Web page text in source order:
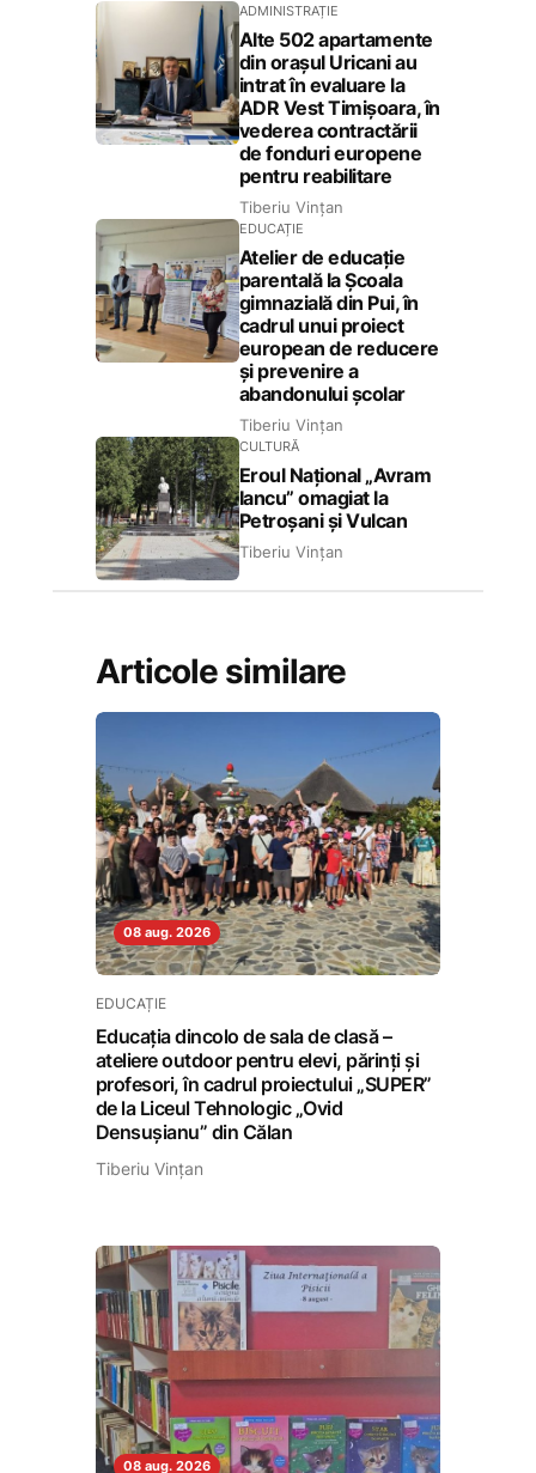
ADMINISTRAȚIE
Alte 502 apartamente
din orașul Uricani au
intrat în evaluare la
ADR Vest Timișoara, în
vederea contractării
de fonduri europene
pentru reabilitare
Tiberiu Vințan
EDUCAȚIE
Atelier de educație
parentală la Școala
gimnazială din Pui, în
cadrul unui proiect
european de reducere
și prevenire a
abandonului școlar
Tiberiu Vințan
CULTURĂ
Eroul Național „Avram
Iancu” omagiat la
Petroșani și Vulcan
Tiberiu Vințan
Articole similare
08 aug. 2026
EDUCAȚIE
Educația dincolo de sala de clasă –
ateliere outdoor pentru elevi, părinți și
profesori, în cadrul proiectului „SUPER”
de la Liceul Tehnologic „Ovid
Densușianu” din Călan
Tiberiu Vințan
08 aug. 2026